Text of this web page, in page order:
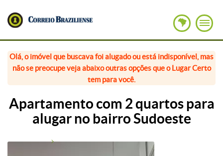
Olá, o imóvel que buscava foi alugado ou está indisponível, mas
não se preocupe veja abaixo outras opções que o Lugar Certo
tem para você.
Apartamento com 2 quartos para
alugar no bairro Sudoeste